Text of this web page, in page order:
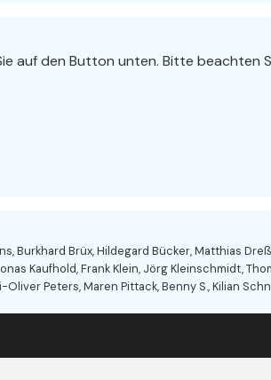
auf den Button unten. Bitte beachten
Burkhard Brüx, Hildegard Bücker, Matthias
Kaufhold, Frank Klein, Jörg Kleinschmidt,
Peters, Maren Pittack, Benny S., Kilian